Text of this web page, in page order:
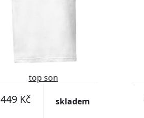
top son
449 Kč skladem